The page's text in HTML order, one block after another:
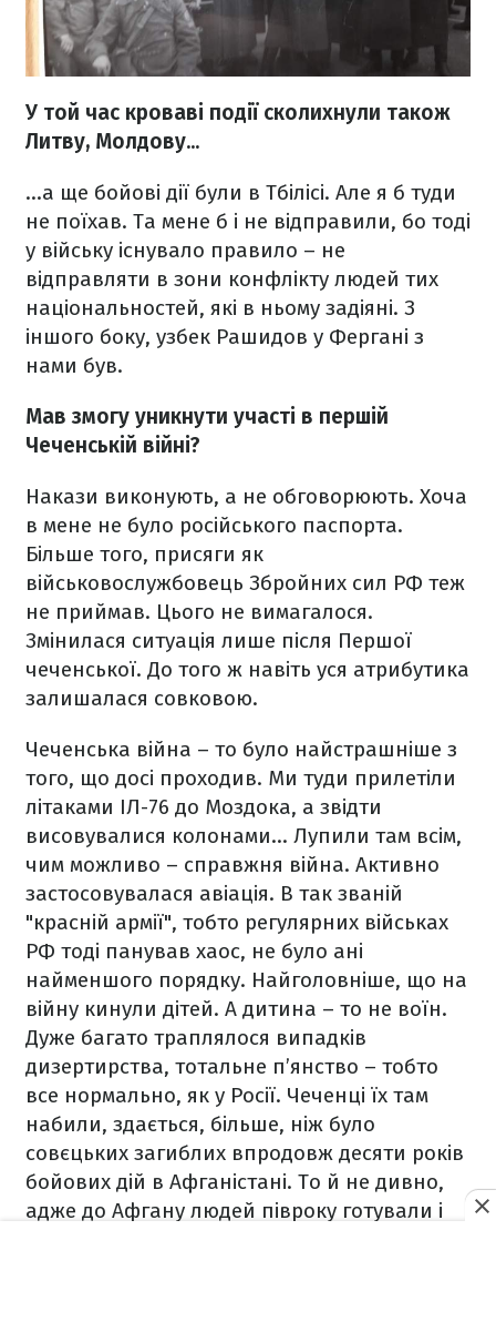
У той час кроваві події сколихнули також
Литву, Молдову...
...а ще бойові дії були в Тбілісі. Але я б туди
не поїхав. Та мене б і не відправили, бо тоді
у війську існувало правило – не
відправляти в зони конфлікту людей тих
національностей, які в ньому задіяні. З
іншого боку, узбек Рашидов у Фергані з
нами був.
Мав змогу уникнути участі в першій
Чеченській війні?
Накази виконують, а не обговорюють. Хоча
в мене не було російського паспорта.
Більше того, присяги як
військовослужбовець Збройних сил РФ теж
не приймав. Цього не вимагалося.
Змінилася ситуація лише після Першої
чеченської. До того ж навіть уся атрибутика
залишалася совковою.
Чеченська війна – то було найстрашніше з
того, що досі проходив. Ми туди прилетіли
літаками ІЛ-76 до Моздока, а звідти
висовувалися колонами... Лупили там всім,
чим можливо – справжня війна. Активно
застосовувалася авіація. В так званій
"красній армії", тобто регулярних військах
РФ тоді панував хаос, не було ані
найменшого порядку. Найголовніше, що на
війну кинули дітей. А дитина – то не воїн.
Дуже багато траплялося випадків
дизертирства, тотальне п’янство – тобто
все нормально, як у Росії. Чеченці їх там
набили, здається, більше, ніж було
совєцьких загиблих впродовж десяти років
бойових дій в Афганістані. То й не дивно,
адже до Афгану людей півроку готували і